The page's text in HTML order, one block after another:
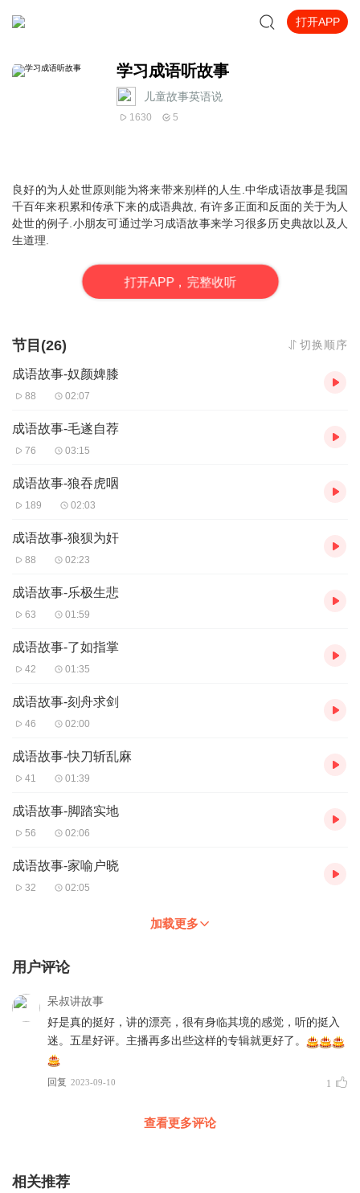
打开APP
学习成语听故事
儿童故事英语说
1630 5
良好的为人处世原则能为将来带来别样的人生.中华成语故事是我国
千百年来积累和传承下来的成语典故, 有许多正面和反面的关于为人
处世的例子.小朋友可通过学习成语故事来学习很多历史典故以及人
生道理.
打开APP，完整收听
节目(26) 切换顺序
成语故事-奴颜婢膝
88 02:07
成语故事-毛遂自荐
76 03:15
成语故事-狼吞虎咽
189 02:03
成语故事-狼狈为奸
88 02:23
成语故事-乐极生悲
63 01:59
成语故事-了如指掌
42 01:35
成语故事-刻舟求剑
46 02:00
成语故事-快刀斩乱麻
41 01:39
成语故事-脚踏实地
56 02:06
成语故事-家喻户晓
32 02:05
加载更多
用户评论
呆叔讲故事
好是真的挺好，讲的漂亮，很有身临其境的感觉，听的挺入
迷。五星好评。主播再多出些这样的专辑就更好了。
回复 2023-09-10 1
查看更多评论
相关推荐